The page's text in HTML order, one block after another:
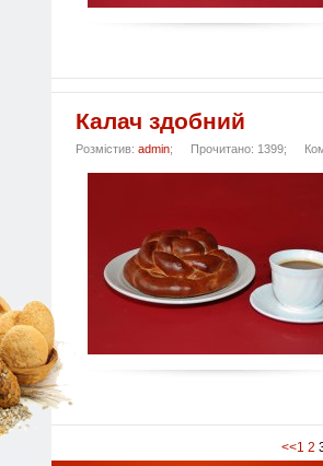
Калач здобний
Розмістив: admin; Прочитано: 1399;
<<1 2